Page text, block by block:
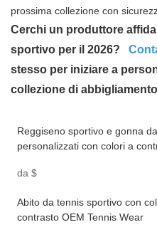
prossima collezione con
Cerchi un produttore
sportivo per il 2026?
stesso per iniziare a
collezione di
Reggiseno sportivo e gonna
personalizzati con colori a
da $
Abito da tennis sportivo con
contrasto OEM Tennis Wear